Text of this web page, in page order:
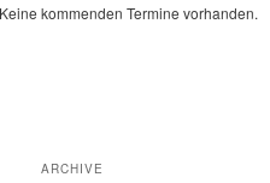
Keine kommenden Termine vorhanden.
ARCHIVE